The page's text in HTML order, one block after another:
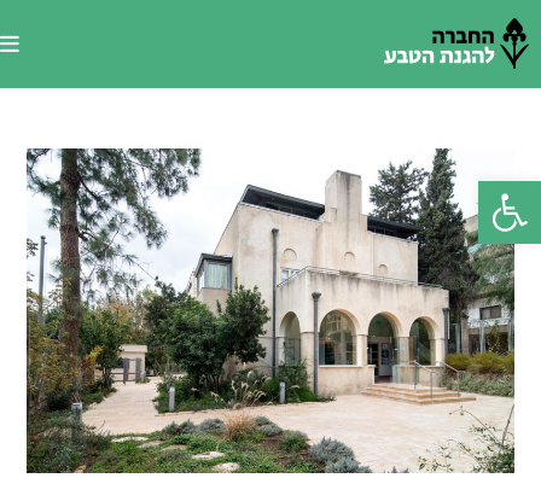
פתח סרגל נגישות
content